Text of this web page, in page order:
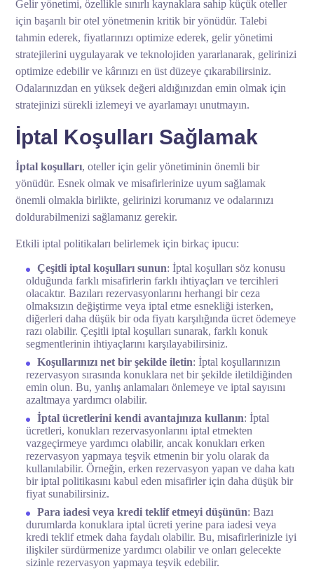
Gelir yönetimi, özellikle sınırlı kaynaklara sahip küçük oteller
için başarılı bir otel yönetmenin kritik bir yönüdür. Talebi
tahmin ederek, fiyatlarınızı optimize ederek, gelir yönetimi
stratejilerini uygulayarak ve teknolojiden yararlanarak, gelirinizi
optimize edebilir ve kârınızı en üst düzeye çıkarabilirsiniz.
Odalarınızdan en yüksek değeri aldığınızdan emin olmak için
stratejinizi sürekli izlemeyi ve ayarlamayı unutmayın.
İptal Koşulları Sağlamak
İptal koşulları, oteller için gelir yönetiminin önemli bir
yönüdür. Esnek olmak ve misafirlerinize uyum sağlamak
önemli olmakla birlikte, gelirinizi korumanız ve odalarınızı
doldurabilmenizi sağlamanız gerekir.
Etkili iptal politikaları belirlemek için birkaç ipucu:
Çeşitli iptal koşulları sunun: İptal koşulları söz konusu
olduğunda farklı misafirlerin farklı ihtiyaçları ve tercihleri ​​
olacaktır. Bazıları rezervasyonlarını herhangi bir ceza
olmaksızın değiştirme veya iptal etme esnekliği isterken,
diğerleri daha düşük bir oda fiyatı karşılığında ücret ödemeye
razı olabilir. Çeşitli iptal koşulları sunarak, farklı konuk
segmentlerinin ihtiyaçlarını karşılayabilirsiniz.
Koşullarınızı net bir şekilde iletin: İptal koşullarınızın
rezervasyon sırasında konuklara net bir şekilde iletildiğinden
emin olun. Bu, yanlış anlamaları önlemeye ve iptal sayısını
azaltmaya yardımcı olabilir.
İptal ücretlerini kendi avantajınıza kullanın: İptal
ücretleri, konukları rezervasyonlarını iptal etmekten
vazgeçirmeye yardımcı olabilir, ancak konukları erken
rezervasyon yapmaya teşvik etmenin bir yolu olarak da
kullanılabilir. Örneğin, erken rezervasyon yapan ve daha katı
bir iptal politikasını kabul eden misafirler için daha düşük bir
fiyat sunabilirsiniz.
Para iadesi veya kredi teklif etmeyi düşünün: Bazı
durumlarda konuklara iptal ücreti yerine para iadesi veya
kredi teklif etmek daha faydalı olabilir. Bu, misafirlerinizle iyi
ilişkiler sürdürmenize yardımcı olabilir ve onları gelecekte
sizinle rezervasyon yapmaya teşvik edebilir.